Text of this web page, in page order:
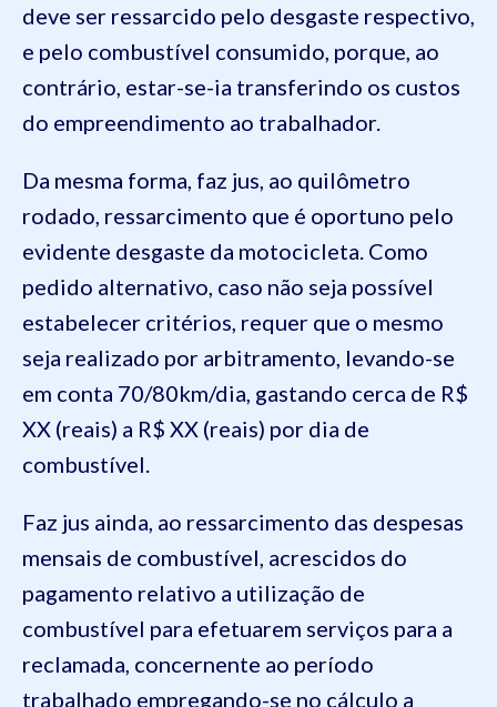
deve ser ressarcido pelo desgaste respectivo,
e pelo combustível consumido, porque, ao
contrário, estar-se-ia transferindo os custos
do empreendimento ao trabalhador.
Da mesma forma, faz jus, ao quilômetro
rodado, ressarcimento que é oportuno pelo
evidente desgaste da motocicleta. Como
pedido alternativo, caso não seja possível
estabelecer critérios, requer que o mesmo
seja realizado por arbitramento, levando-se
em conta 70/80km/dia, gastando cerca de R$
XX (reais) a R$ XX (reais) por dia de
combustível.
Faz jus ainda, ao ressarcimento das despesas
mensais de combustível, acrescidos do
pagamento relativo a utilização de
combustível para efetuarem serviços para a
reclamada, concernente ao período
trabalhado empregando-se no cálculo a